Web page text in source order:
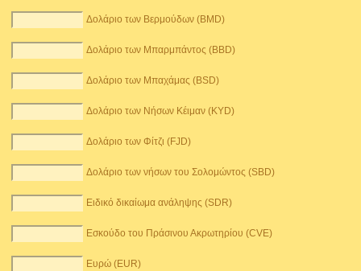
Δολάριο των Βερμούδων (BMD)
Δολάριο των Μπαρμπάντος (BBD)
Δολάριο των Μπαχάμας (BSD)
Δολάριο των Νήσων Κέιμαν (KYD)
Δολάριο των Φίτζι (FJD)
Δολάριο των νήσων του Σολομώντος (SBD)
Ειδικό δικαίωμα ανάληψης (SDR)
Εσκούδο του Πράσινου Ακρωτηρίου (CVE)
Ευρώ (EUR)